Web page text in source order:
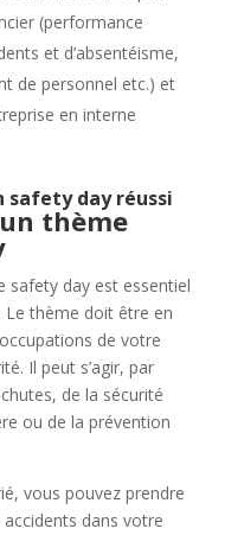
(performance
et d’absentéisme,
de personnel etc.) et
en interne
safety day réussi
thème
safety day est essentiel
Le thème doit être en
de votre
Il peut s’agir, par
de la sécurité
ou de la prévention
vous pouvez prendre
dans votre